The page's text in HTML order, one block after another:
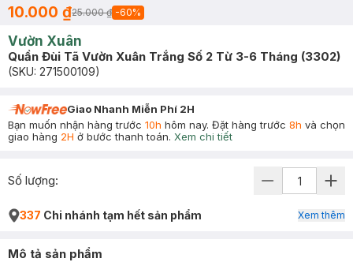
10.000 ₫25.000 ₫ -60%
Vườn Xuân
Quần Đùi Tã Vườn Xuân Trắng Số 2 Từ 3-6 Tháng (3302)
(SKU: 271500109)
Giao Nhanh Miễn Phí 2H
Bạn muốn nhận hàng trước 10h hôm nay. Đặt hàng trước 8h và chọn
giao hàng 2H ở bước thanh toán. Xem chi tiết
Số lượng:
337 Chi nhánh tạm hết sản phẩm Xem thêm
Mô tả sản phẩm